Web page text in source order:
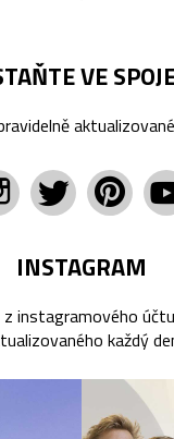
VE
INSTAGRAM
instagramového účtu
každý